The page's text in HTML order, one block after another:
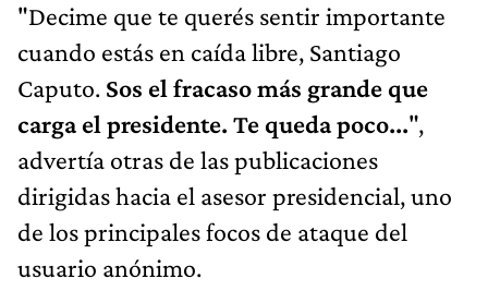
"Decime que te querés sentir importante
cuando estás en caída libre, Santiago
Caputo. Sos el fracaso más grande que
carga el presidente. Te queda poco...",
advertía otras de las publicaciones
dirigidas hacia el asesor presidencial, uno
de los principales focos de ataque del
usuario anónimo.